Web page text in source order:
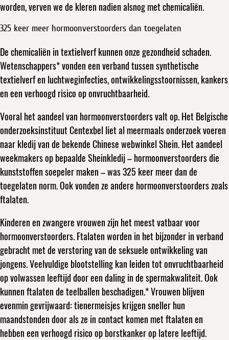
worden, verven we de kleren nadien alsnog met chemicaliën.
325 keer meer hormoonverstoorders dan toegelaten
De chemicaliën in textielverf kunnen onze gezondheid schaden.
Wetenschappers* vonden een verband tussen synthetische
textielverf en luchtweginfecties, ontwikkelingsstoornissen, kankers
en een verhoogd risico op onvruchtbaarheid.
Vooral het aandeel van hormoonverstoorders valt op. Het Belgische
onderzoeksinstituut Centexbel liet al meermaals onderzoek voeren
naar kledij van de bekende Chinese webwinkel Shein. Het aandeel
weekmakers op bepaalde Sheinkledij – hormoonverstoorders die
kunststoffen soepeler maken – was 325 keer meer dan de
toegelaten norm. Ook vonden ze andere hormoonverstoorders zoals
ftalaten.
Kinderen en zwangere vrouwen zijn het meest vatbaar voor
hormoonverstoorders. Ftalaten worden in het bijzonder in verband
gebracht met de verstoring van de seksuele ontwikkeling van
jongens. Veelvuldige blootstelling kan leiden tot onvruchtbaarheid
op volwassen leeftijd door een daling in de spermakwaliteit. Ook
kunnen ftalaten de teelballen beschadigen.* Vrouwen blijven
evenmin gevrijwaard: tienermeisjes krijgen sneller hun
maandstonden door als ze in contact komen met ftalaten en
hebben een verhoogd risico op borstkanker op latere leeftijd.